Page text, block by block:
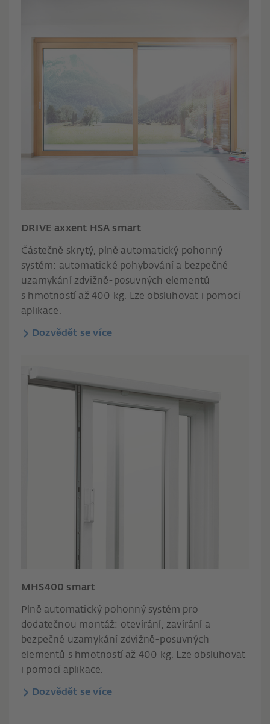
DRIVE axxent HSA smart
Částečně skrytý, plně automatický pohonný
systém: automatické pohybování a bezpečné
uzamykání zdvižně-posuvných elementů
s hmotností až 400 kg. Lze obsluhovat i pomocí
aplikace.
Dozvědět se více
MHS400 smart
Plně automatický pohonný systém pro
dodatečnou montáž: otevírání, zavírání a
bezpečné uzamykání zdvižně-posuvných
elementů s hmotností až 400 kg. Lze obsluhovat
i pomocí aplikace.
Dozvědět se více